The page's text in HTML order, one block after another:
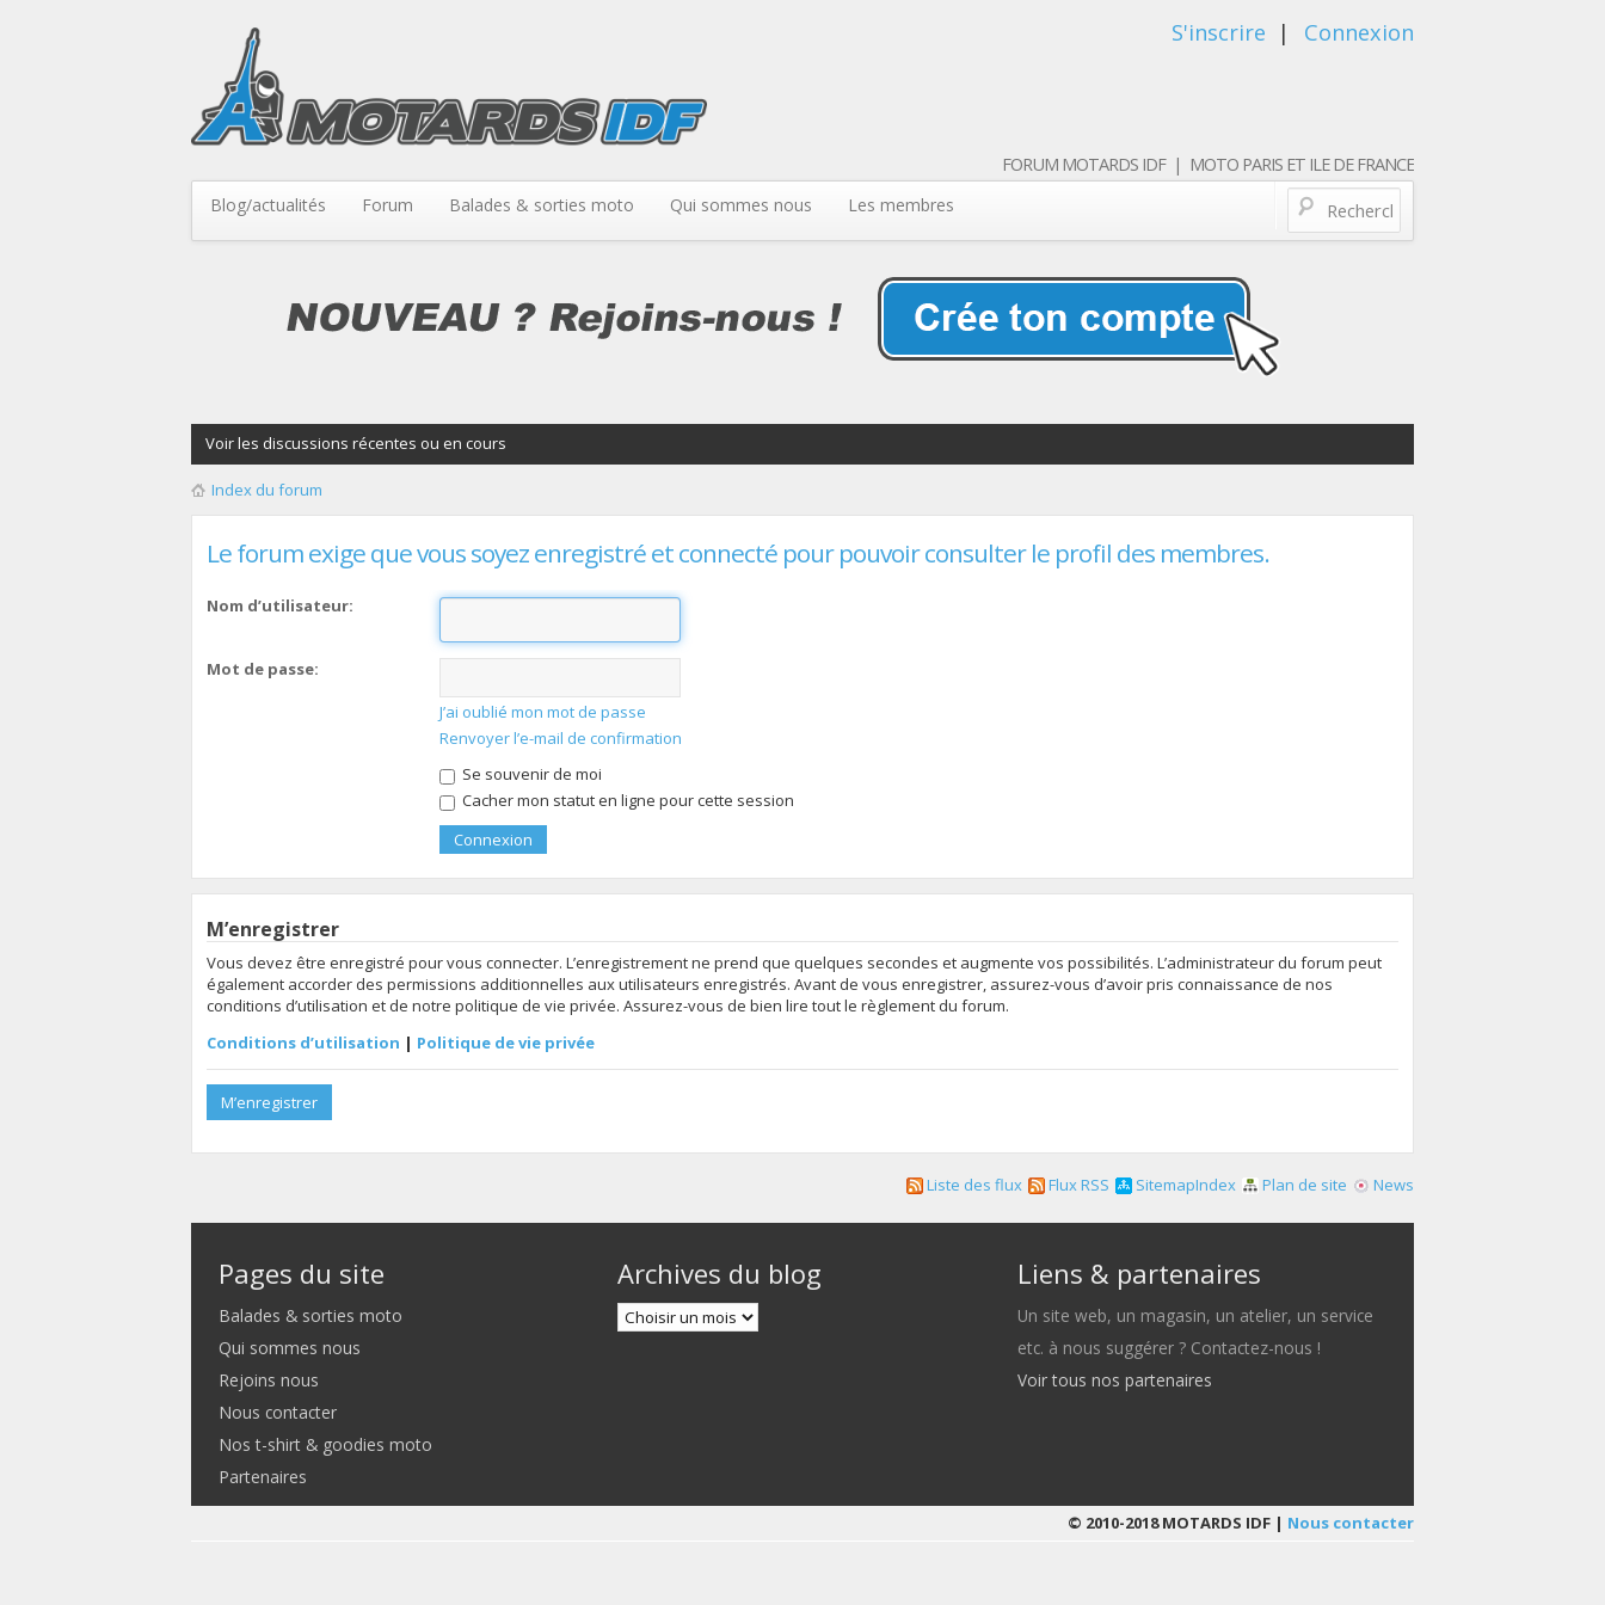
S'inscrire | Connexion
FORUM MOTARDS IDF | MOTO PARIS ET ILE DE FRANCE
Blog/actualités Forum Balades & sorties moto Qui sommes nous Les membres
Voir les discussions récentes ou en cours
Index du forum
Le forum exige que vous soyez enregistré et connecté pour pouvoir consulter le profil des membres.
Nom d’utilisateur:
Mot de passe:
J’ai oublié mon mot de passe
Renvoyer l’e-mail de confirmation
Se souvenir de moi
Cacher mon statut en ligne pour cette session
M’enregistrer
Vous devez être enregistré pour vous connecter. L’enregistrement ne prend que quelques secondes et augmente vos possibilités. L’administrateur du forum peut
également accorder des permissions additionnelles aux utilisateurs enregistrés. Avant de vous enregistrer, assurez-vous d’avoir pris connaissance de nos
conditions d’utilisation et de notre politique de vie privée. Assurez-vous de bien lire tout le règlement du forum.
Conditions d’utilisation | Politique de vie privée
M’enregistrer
News
Plan de site
SitemapIndex
Flux RSS
Liste des flux
Pages du site
Balades & sorties moto
Qui sommes nous
Rejoins nous
Nous contacter
Nos t-shirt & goodies moto
Partenaires
Archives du blog Liens & partenaires
Un site web, un magasin, un atelier, un service
etc. à nous suggérer ? Contactez-nous !
Voir tous nos partenaires
© 2010-2018 MOTARDS IDF | Nous contacter